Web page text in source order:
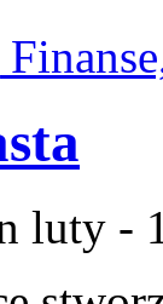
luty -